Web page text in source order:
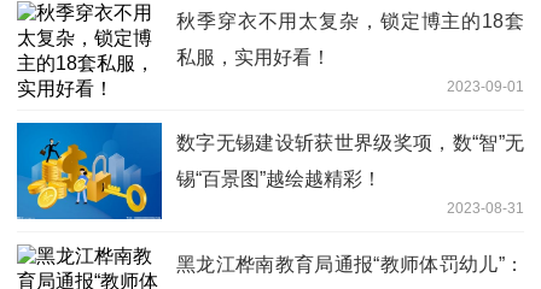
秋季穿衣不用太复杂，锁定博主的18套
私服，实用好看！
2023-09-01
数字无锡建设斩获世界级奖项，数“智”无
锡“百景图”越绘越精彩！
2023-08-31
黑龙江桦南教育局通报“教师体罚幼儿”：